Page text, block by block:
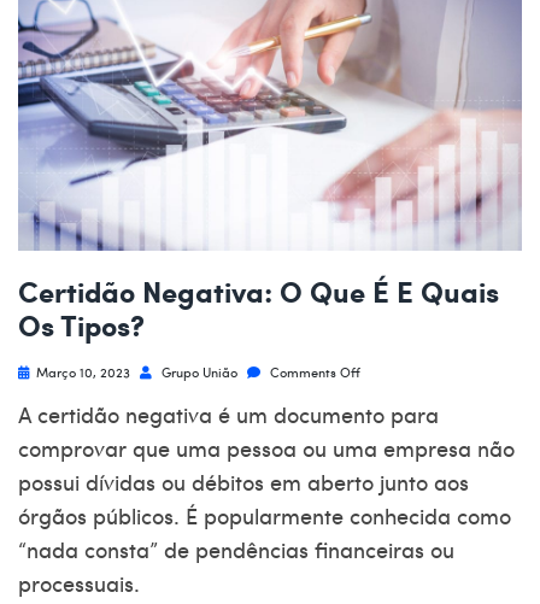
Certidão Negativa: O Que É E Quais
Os Tipos?
Março 10, 2023 Grupo União Comments Off
Acertidão negativa é um documento para
comprovar que uma pessoa ou uma empresa não
possui dívidas ou débitos em aberto junto aos
órgãos públicos. É popularmente conhecida como
“nada consta” de pendências financeiras ou
processuais.